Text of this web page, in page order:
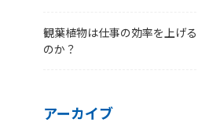
観葉植物は仕事の効率を上げる
のか？
アーカイブ